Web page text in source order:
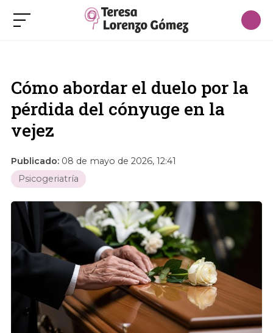
Cómo abordar el duelo por la
pérdida del cónyuge en la
vejez
Publicado: 08 de mayo de 2026, 12:41
Psicogeriatría